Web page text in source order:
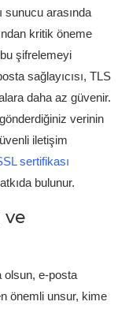
sunucu arasında
kritik öneme
şifrelemeyi
sağlayıcısı, TLS
daha az güvenir.
verinin
iletişim
sertifikası
bulunur.
ve
olsun, e-posta
önemli unsur, kime